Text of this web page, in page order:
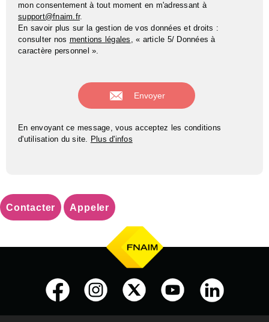
mon consentement à tout moment en m'adressant à
support@fnaim.fr.
En savoir plus sur la gestion de vos données et droits :
consulter nos mentions légales , « article 5/ Données à
caractère personnel ».
En envoyant ce message, vous acceptez les conditions
d'utilisation du site. Plus d'infos
Contacter Appeler